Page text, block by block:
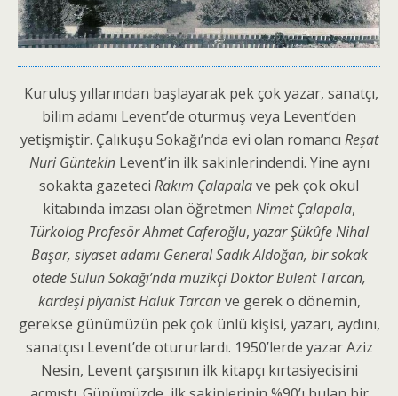
Kuruluş yıllarından başlayarak pek çok yazar, sanatçı,
bilim adamı Levent’de oturmuş veya Levent’den
yetişmiştir. Çalıkuşu Sokağı’nda evi olan romancı Reşat
Nuri GüntekinLevent’in ilk sakinlerindendi. Yine aynı
sokakta gazeteci Rakım Çalapalave pek çok okul
kitabında imzası olan öğretmen Nimet Çalapala,
Türkolog Profesör Ahmet Caferoğlu, yazar Şükûfe Nihal
Başar, siyaset adamı General Sadık Aldoğan, bir sokak
ötede Sülün Sokağı’nda müzikçi Doktor Bülent Tarcan,
kardeşi piyanist Haluk Tarcanve gerek o dönemin,
gerekse günümüzün pek çok ünlü kişisi, yazarı, aydını,
sanatçısı Levent’de otururlardı. 1950’lerde yazar Aziz
Nesin, Levent çarşısının ilk kitapçı kırtasiyecisini